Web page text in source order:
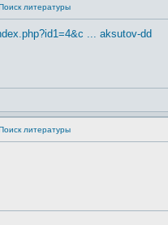
литературы
... aksutov-dd
литературы